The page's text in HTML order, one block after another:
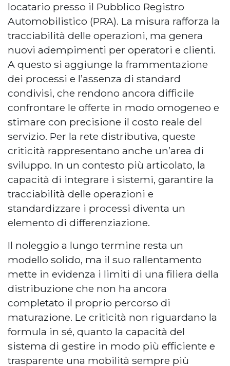
locatario presso il Pubblico Registro
Automobilistico (PRA). La misura rafforza la
tracciabilità delle operazioni, ma genera
nuovi adempimenti per operatori e clienti.
A questo si aggiunge la frammentazione
dei processi e l’assenza di standard
condivisi, che rendono ancora difficile
confrontare le offerte in modo omogeneo e
stimare con precisione il costo reale del
servizio. Per la rete distributiva, queste
criticità rappresentano anche un’area di
sviluppo. In un contesto più articolato, la
capacità di integrare i sistemi, garantire la
tracciabilità delle operazioni e
standardizzare i processi diventa un
elemento di differenziazione.
Il noleggio a lungo termine resta un
modello solido, ma il suo rallentamento
mette in evidenza i limiti di una filiera della
distribuzione che non ha ancora
completato il proprio percorso di
maturazione. Le criticità non riguardano la
formula in sé, quanto la capacità del
sistema di gestire in modo più efficiente e
trasparente una mobilità sempre più